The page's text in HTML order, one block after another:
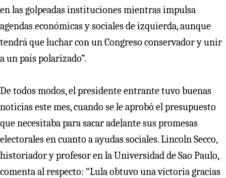
en las golpeadas instituciones mientras impulsa
agendas económicas y sociales de izquierda, aunque
tendrá que luchar con un Congreso conservador y unir
a un país polarizado”.
De todos modos, el presidente entrante tuvo buenas
noticias este mes, cuando se le aprobó el presupuesto
que necesitaba para sacar adelante sus promesas
electorales en cuanto a ayudas sociales. Lincoln Secco,
historiador y profesor en la Universidad de Sao Paulo,
comenta al respecto: “Lula obtuvo una victoria gracias